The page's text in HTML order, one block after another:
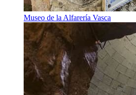
Museo de la Alfarería Vasca